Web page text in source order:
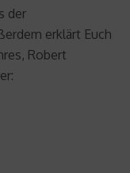
der
erklärt Euch
Robert